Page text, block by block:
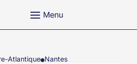
a Menu
AtlantiqueNantes